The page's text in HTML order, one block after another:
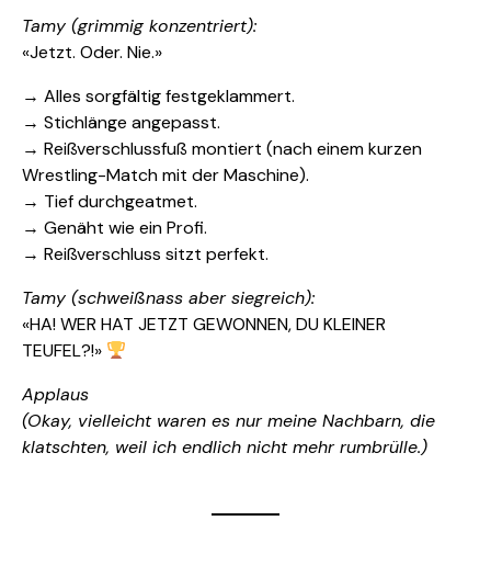
Tamy (grimmig konzentriert):
«Jetzt. Oder. Nie.»
→ Alles sorgfältig festgeklammert.
→ Stichlänge angepasst.
→ Reißverschlussfuß montiert (nach einem kurzen
Wrestling-Match mit der Maschine).
→ Tief durchgeatmet.
→ Genäht wie ein Profi.
→ Reißverschluss sitzt perfekt.
Tamy (schweißnass aber siegreich):
«HA! WER HAT JETZT GEWONNEN, DU KLEINER
TEUFEL?!»
Applaus
(Okay, vielleicht waren es nur meine Nachbarn, die
klatschten, weil ich endlich nicht mehr rumbrülle.)